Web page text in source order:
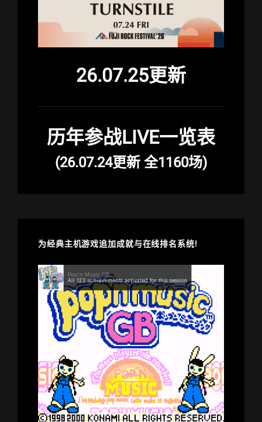
26.07.25更新
历年参战LIVE一览表
(26.07.24更新 全1160场)
为经典主机游戏追加成就与在线排名系统!